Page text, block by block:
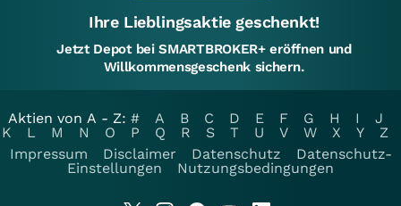
Ihre Lieblingsaktie geschenkt!
Jetzt Depot bei SMARTBROKER+ eröffnen und
Willkommensgeschenk sichern.
Aktien von A - Z: # A B C D E F G H I
J
K
L M N O P Q R S T U V W X Y
Z
Impressum
Disclaimer Datenschutz
Datenschutz-
Einstellungen
Nutzungsbedingungen